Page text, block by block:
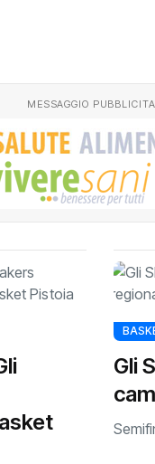
MESSAGGIO
Gli